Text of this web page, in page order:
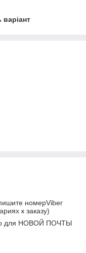
варіант
номерViber
к заказу)
для НОВОЙ ПОЧТЫ